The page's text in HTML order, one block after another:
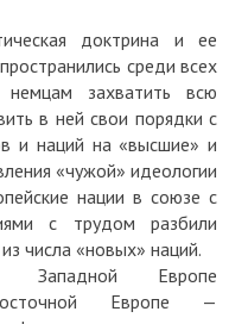
доктрина и ее
среди всех
захватить всю
в ней свои порядки с
и наций на «высшие» и
«чужой» идеологии
нации в союзе с
с трудом разбили
числа «новых» наций.
Западной Европе
Европе —